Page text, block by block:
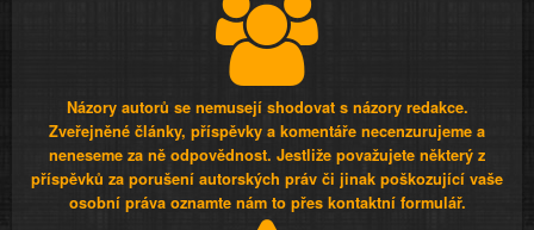
Názory autorů se nemusejí shodovat s názory redakce.
Zveřejněné články, příspěvky a komentáře necenzurujeme a
neneseme za ně odpovědnost. Jestliže považujete některý z
příspěvků za porušení autorských práv či jinak poškozující vaše
osobní práva oznamte nám to přes kontaktní formulář.